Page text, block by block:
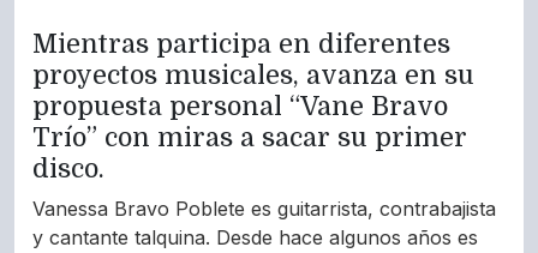
Mientras participa en diferentes
proyectos musicales, avanza en su
propuesta personal “Vane Bravo
Trío” con miras a sacar su primer
disco.
Vanessa Bravo Poblete es guitarrista, contrabajista
y cantante talquina. Desde hace algunos años es